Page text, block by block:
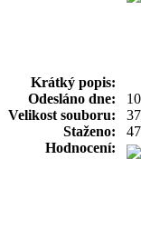
Krátký popis:
Odesláno dne:
Velikost souboru:
Staženo:
Hodnocení: